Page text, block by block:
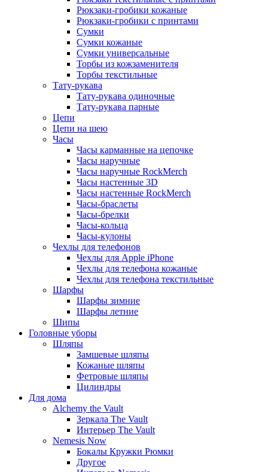
Рюкзаки-гробики кожаные
Рюкзаки-гробики с принтами
Сумки
Сумки кожаные
Сумки универсальные
Торбы из кожзаменителя
Торбы текстильные
Тату-рукава
Тату-рукава одиночные
Тату-рукава парные
Цепи
Цепи на шею
Часы
Часы карманные на цепочке
Часы наручные
Часы наручные RockMerch
Часы настенные 3D
Часы настенные RockMerch
Часы-браслеты
Часы-брелки
Часы-кольца
Часы-кулоны
Чехлы для телефонов
Чехлы для Apple iPhone
Чехлы для телефона кожаные
Чехлы для телефона текстильные
Шарфы
Шарфы зимние
Шарфы летние
Шипы
Головные уборы
Шляпы
Замшевые шляпы
Кожаные шляпы
Фетровые шляпы
Цилиндры
Для дома
Alchemy the Vault
Зеркала The Vault
Интерьер The Vault
Nemesis Now
Бокалы Кружки Рюмки
Другое